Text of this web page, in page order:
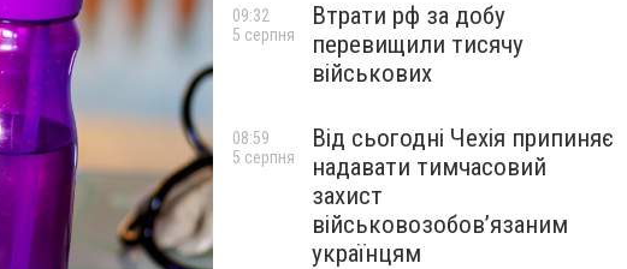
Втрати рф за добу
перевищили тисячу
військових
09:32
5 серпня
Від сьогодні Чехія припиняє
надавати тимчасовий
захист
військовозобов’язаним
українцям
08:59
5 серпня